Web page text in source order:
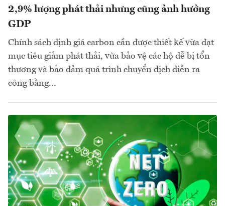
2,9% lượng phát thải nhưng cũng ảnh hưởng
GDP
Chính sách định giá carbon cần được thiết kế vừa đạt
mục tiêu giảm phát thải, vừa bảo vệ các hộ dễ bị tổn
thương và bảo đảm quá trình chuyển dịch diễn ra
công bằng...